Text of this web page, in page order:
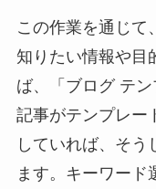
この作業を通じ
知りたい情報や
ば、「ブログ テ
記事がテンプレー
していれば、そう
ます。キーワード